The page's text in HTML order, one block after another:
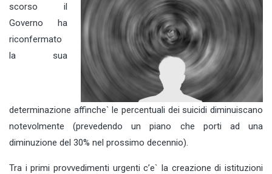
scorso il
Governo ha
riconfermato
la sua
determinazione affinche` le percentuali dei suicidi diminuiscano
notevolmente (prevedendo un piano che porti ad una
diminuzione del 30% nel prossimo decennio).
Tra i primi provvedimenti urgenti c’e` la creazione di istituzioni